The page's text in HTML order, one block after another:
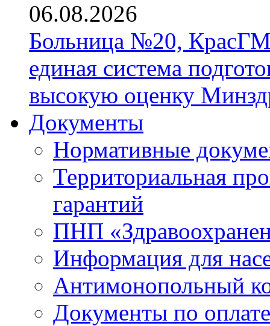
06.08.2026
Больница №20,
единая система
высокую оценку
Документы
Нормативные
Территориальная
гарантий
ПНП
Информация для
Антимонопольный
Документы по